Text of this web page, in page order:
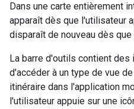
Dans une carte entièrement
apparaît dès que l'utilisateur
disparaît de nouveau dès
La barre d'outils contient
d'accéder à un type de vue
itinéraire dans l'application
l'utilisateur appuie sur une